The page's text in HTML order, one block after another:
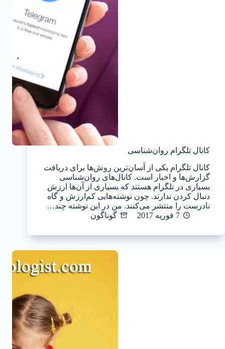
کانال تلگرام روان‌شناسی
کانال تلگرام یکی از آسان‌ترین روش‌ها برای دریافت
گزارش‌ها و اخبار است. کانال‌های روان‌شناسی
بسیاری در تلگرام هستند که بسیاری از آن‌ها ارزش
دنبال کردن ندارند. چون نوشته‌هایی کم‌ارزش و گاه
نادرست را منتشر می‌کنند. من در این نوشته چند…
7 فوریه 2017
گوناگون